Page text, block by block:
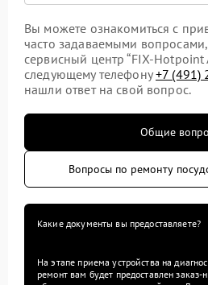
Вы можете ознакомиться с
часто задаваемыми
сервисный центр “FIX-Hotpoint
следующему телефону+7 (491)
нашли ответ на свой вопрос.
Общие
Вопросы по ремонту
Какие документы вы предоставляете?
На этапе приема устройства на
ремонт вам будет предоставлен